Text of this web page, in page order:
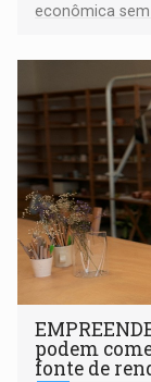
econômica
podem
fonte de